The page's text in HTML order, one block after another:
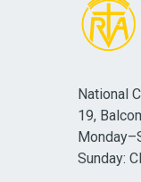
National
19,
Sunday: